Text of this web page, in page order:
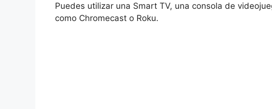
Puedes utilizar una Smart TV, una consola de
como Chromecast o Roku.